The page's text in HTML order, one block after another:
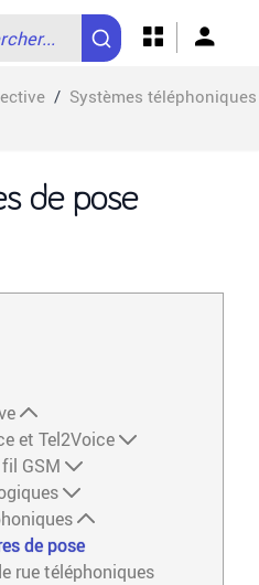
/ Systèmes téléphoniques
de pose
et Tel2Voice
GSM
de pose
rue téléphoniques